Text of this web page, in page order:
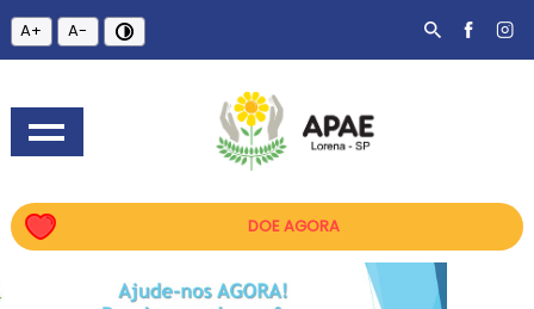
A+ A-
DOE AGORA